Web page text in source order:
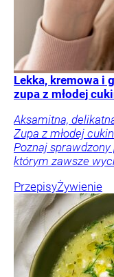
Lekka, kremowa i
zupa z młodej
Aksamitna,
Zupa z młodej
Poznaj
którym zawsze
PrzepisyŻywienie